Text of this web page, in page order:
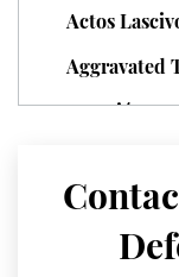
Juvenile
Actos
Aggravated
Agresión
Agresión
Agresión